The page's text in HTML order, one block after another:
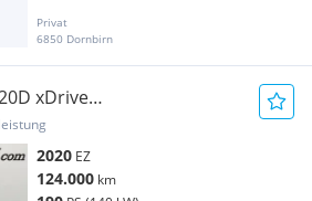
Privat
6850 Dornbirn
xDrive
ACC/Kamera
2020 EZ
124.000 km